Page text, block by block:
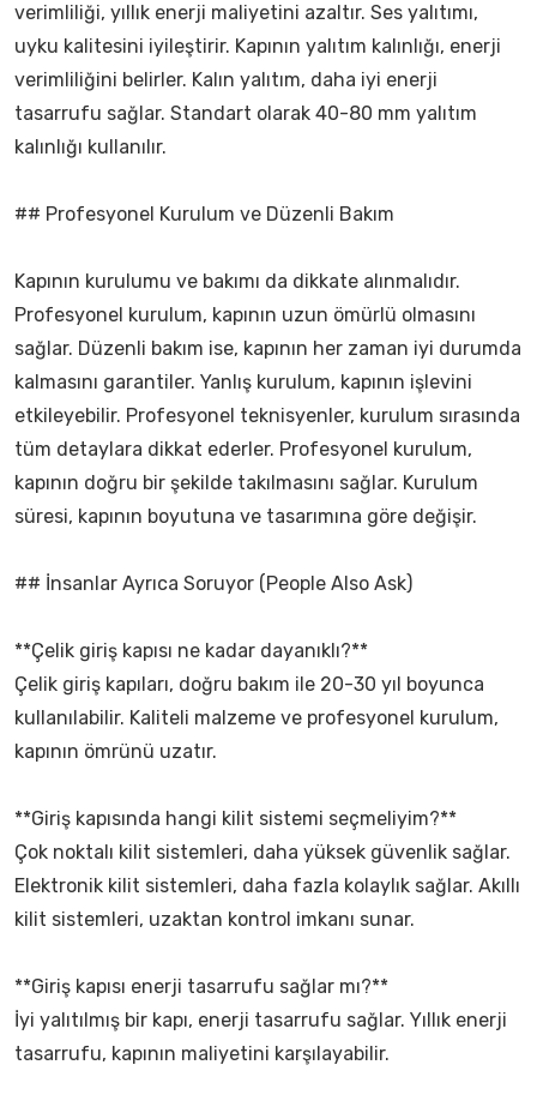
verimliliği, yıllık enerji maliyetini azaltır. Ses yalıtımı,
uyku kalitesini iyileştirir. Kapının yalıtım kalınlığı, enerji
verimliliğini belirler. Kalın yalıtım, daha iyi enerji
tasarrufu sağlar. Standart olarak 40-80 mm yalıtım
kalınlığı kullanılır.
## Profesyonel Kurulum ve Düzenli Bakım
Kapının kurulumu ve bakımı da dikkate alınmalıdır.
Profesyonel kurulum, kapının uzun ömürlü olmasını
sağlar. Düzenli bakım ise, kapının her zaman iyi durumda
kalmasını garantiler. Yanlış kurulum, kapının işlevini
etkileyebilir. Profesyonel teknisyenler, kurulum sırasında
tüm detaylara dikkat ederler. Profesyonel kurulum,
kapının doğru bir şekilde takılmasını sağlar. Kurulum
süresi, kapının boyutuna ve tasarımına göre değişir.
## İnsanlar Ayrıca Soruyor (People Also Ask)
**Çelik giriş kapısı ne kadar dayanıklı?**
Çelik giriş kapıları, doğru bakım ile 20-30 yıl boyunca
kullanılabilir. Kaliteli malzeme ve profesyonel kurulum,
kapının ömrünü uzatır.
**Giriş kapısında hangi kilit sistemi seçmeliyim?**
Çok noktalı kilit sistemleri, daha yüksek güvenlik sağlar.
Elektronik kilit sistemleri, daha fazla kolaylık sağlar. Akıllı
kilit sistemleri, uzaktan kontrol imkanı sunar.
**Giriş kapısı enerji tasarrufu sağlar mı?**
İyi yalıtılmış bir kapı, enerji tasarrufu sağlar. Yıllık enerji
tasarrufu, kapının maliyetini karşılayabilir.